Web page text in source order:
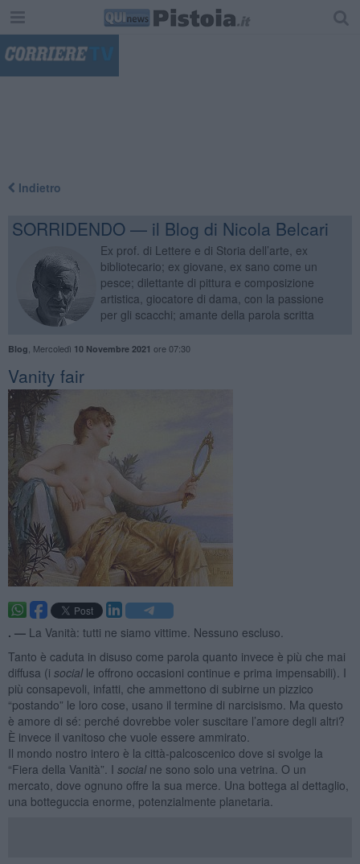
Indietro
SORRIDENDO — il Blog di Nicola Belcari
Ex prof. di Lettere e di Storia dell’arte, ex
bibliotecario; ex giovane, ex sano come un
pesce; dilettante di pittura e composizione
artistica, giocatore di dama, con la passione
per gli scacchi; amante della parola scritta
Blog Mercoledì 10 Novembre 2021 ore 07:30
Vanity fair
. — La Vanità: tutti ne siamo vittime. Nessuno escluso.
Tanto è caduta in disuso come parola quanto invece è più che mai
diffusa (i socialle offrono occasioni continue e prima impensabili). I
più consapevoli, infatti, che ammettono di subirne un pizzico
“postando” le loro cose, usano il termine di narcisismo. Ma questo
è amore di sé: perché dovrebbe voler suscitare l’amore degli altri?
È invece il vanitoso che vuole essere ammirato.
Il mondo nostro intero è la città-palcoscenico dove si svolge la
“Fiera della Vanità”. I socialne sono solo una vetrina. O un
mercato, dove ognuno offre la sua merce. Una bottega al dettaglio,
una botteguccia enorme, potenzialmente planetaria.